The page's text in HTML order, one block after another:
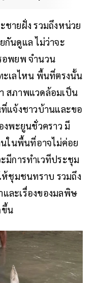
ชายฝั่ง รวมถึงหน่วย
กันดูแล ไม่ว่าจะ
อพยพ จำนวน
ะเลไหน พื้นที่ตรงนั้น
สภาพแวดล้อมเป็น
แจ้งชาวบ้านและขอ
พะยูนชั่วคราว มี
นในพื้นที่อาจไม่ค่อย
มีการทำเวทีประชุม
ห้ชุมชนทราบ รวมถึง
และเรื่องของมลพิษ
ขึ้น